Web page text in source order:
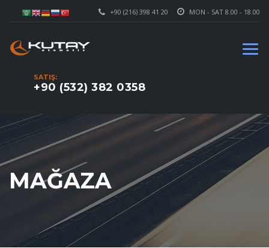
MON - SAT 8.00 - 18.00
+90 (216) 398 41 20
SATIŞ:
+90 (532) 382 0358
MAĞAZA